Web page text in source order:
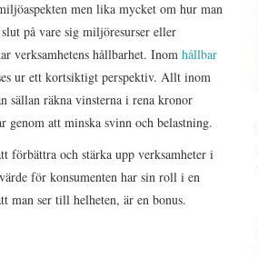
men lika mycket om hur man
på vare sig miljöresurser eller
verksamhetens hållbarhet. Inom hållbar
ur ett kortsiktigt perspektiv. Allt inom
sällan räkna vinsterna i rena kronor
att minska svinn och belastning.
förbättra och stärka upp verksamheter i
för konsumenten har sin roll i en
ser till helheten, är en bonus.